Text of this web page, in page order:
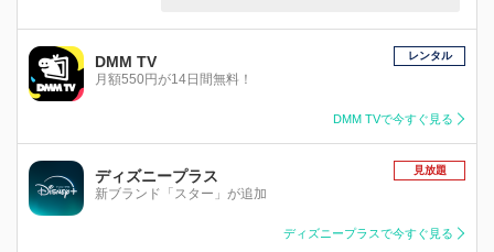
DMM TV
月額550円が14日間無料！
レンタル
DMM TVで今すぐ見る
ディズニープラス
新ブランド「スター」が追加
見放題
ディズニープラスで今すぐ見る